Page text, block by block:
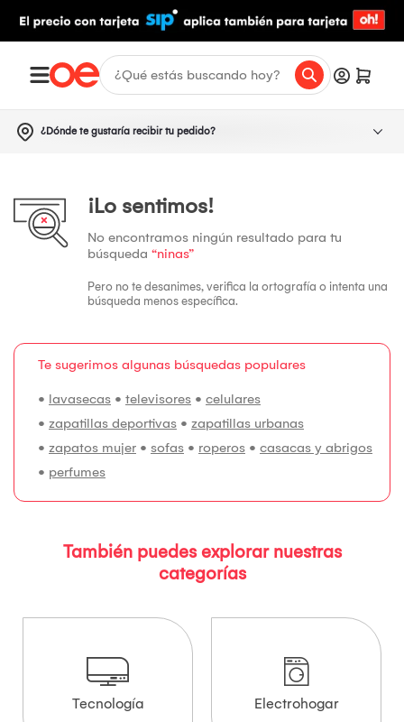
¿Dónde te gustaría recibir tu pedido?
¡Lo sentimos!
No encontramos ningún resultado para tu
búsqueda “ninas”
Pero no te desanimes, verifica la ortografía o intenta una
búsqueda menos específica.
Te sugerimos algunas búsquedas populares
• lavasecas • televisores • celulares
• zapatillas deportivas • zapatillas urbanas
• zapatos mujer • sofas • roperos • casacas y abrigos
• perfumes
También puedes explorar nuestras
categorías
Tecnología Electrohogar